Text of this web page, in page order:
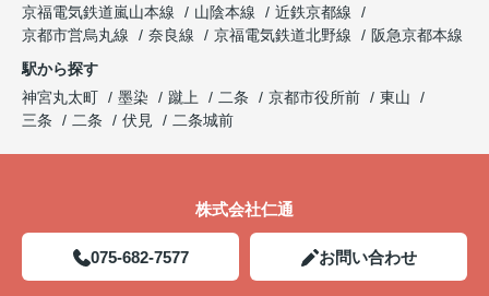
京福電気鉄道嵐山本線
山陰本線
近鉄京都線
京都市営烏丸線
奈良線 京福電気鉄道北野線
阪急京都本線
駅から探す
神宮丸太町
墨染 蹴上 二条 京都市役所前
東山
三条
二条 伏見 二条城前
株式会社仁通
075-682-7577 お問い合わせ